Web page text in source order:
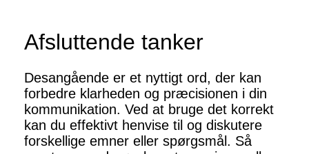
Afsluttende tanker
Desangående er et nyttigt ord, der kan
forbedre klarheden og præcisionen i din
kommunikation. Ved at bruge det korrekt
kan du effektivt henvise til og diskutere
forskellige emner eller spørgsmål. Så